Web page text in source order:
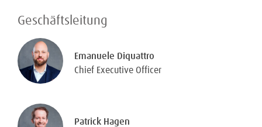
Geschäftsleitung
Emanuele Diquattro
Chief Executive Officer
Patrick Hagen